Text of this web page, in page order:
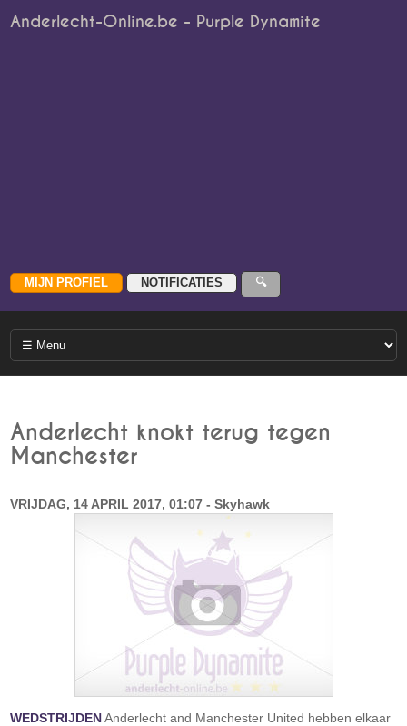
Anderlecht-Online.be - Purple Dynamite
Anderlecht knokt terug tegen
Manchester
VRIJDAG, 14 APRIL 2017, 01:07 - Skyhawk
WEDSTRIJDENAnderlecht and Manchester United hebben elkaar